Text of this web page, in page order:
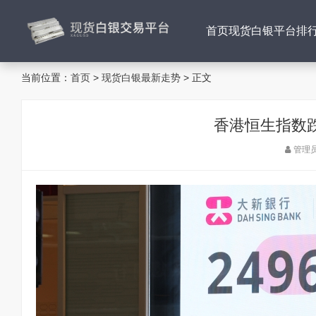
首页现货白银平台排
当前位置： 首页 > 现货白银最新走势 > 正文
香港恒生指数
管理